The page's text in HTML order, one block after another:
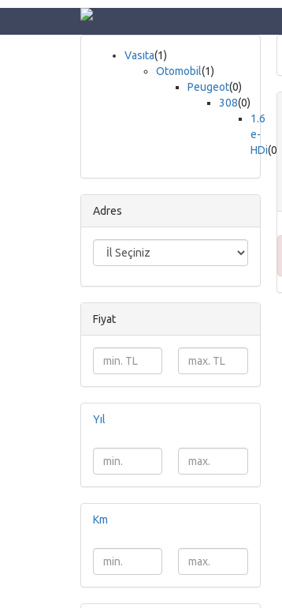
Vasıta(1)
Otomobil(1)
Peugeot(0)
308(0)
1.6
e-
HDi(0)
Adres
Fiyat
Yıl
Km